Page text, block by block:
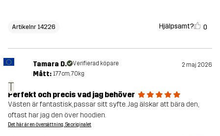
Artikelnr 14226 Hjälpsamt? 0
T
Tamara D. Verifierad köpare 2 maj 2026
Mått: 177cm, 70kg
Perfekt och precis vad jag behöver
Västen är fantastisk, passar sitt syfte. Jag älskar att bära den,
oftast har jag den över hoodien.
Det här är en översättning. Se originalet